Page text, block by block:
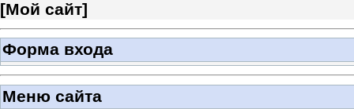
[Мой сайт]
Форма входа
Меню сайта